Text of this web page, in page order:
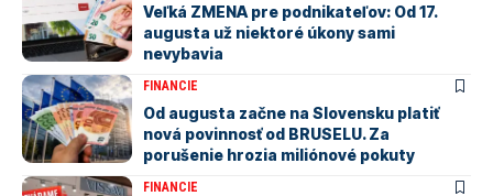
Veľká ZMENA pre podnikateľov: Od 17.
augusta už niektoré úkony sami
nevybavia
FINANCIE
Od augusta začne na Slovensku platiť
nová povinnosť od BRUSELU. Za
porušenie hrozia miliónové pokuty
FINANCIE